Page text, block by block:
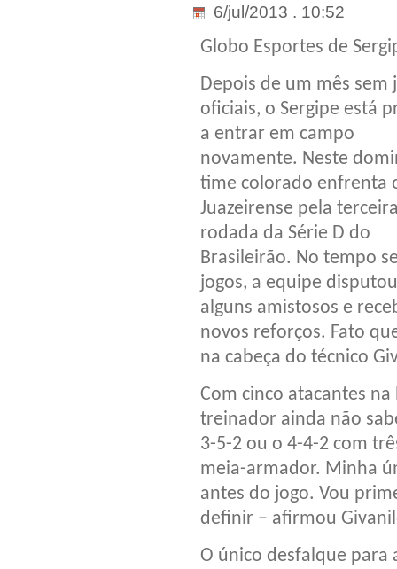
6/jul/2013 . 10:52
Globo Esportes de
Depois de um mês sem
oficiais, o Sergipe está
a entrar em campo
novamente. Neste
time colorado enfrenta
Juazeirense pela
rodada da Série D do
Brasileirão. No tempo
jogos, a equipe disputou
alguns amistosos e
novos reforços. Fato
na cabeça do técnico
Com cinco atacantes
treinador ainda não
3-5-2 ou o 4-4-2 com
meia-armador. Minha
antes do jogo. Vou
definir – afirmou
O único desfalque para